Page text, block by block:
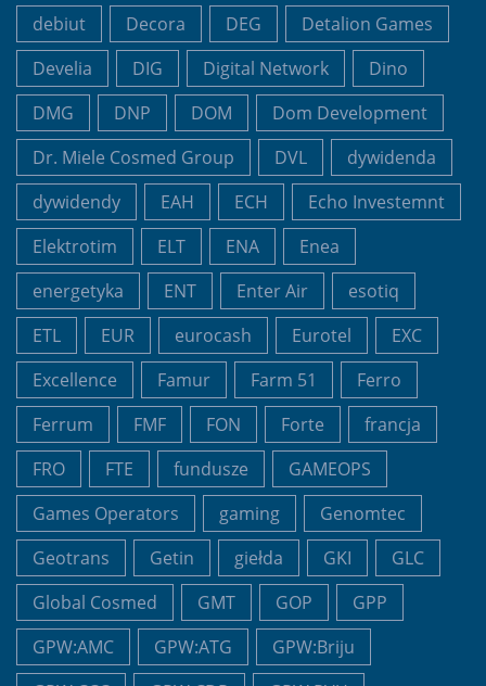
debiut
Decora DEG
Detalion Games
Develia
DIG Digital Network
Dino
DMG
DNP DOM
Dom Development
Dr. Miele Cosmed Group
DVL
dywidenda
dywidendy
EAH ECH
Echo Investemnt
Elektrotim
ELT ENA
Enea
energetyka
ENT Enter Air
esotiq
ETL
EUR eurocash Eurotel
EXC
Excellence
Famur Farm 51
Ferro
Ferrum
FMF FON Forte
francja
FRO
FTE fundusze
GAMEOPS
Games Operators
gaming
Genomtec
Geotrans
Getin giełda GKI
GLC
Global Cosmed
GMT GOP
GPP
GPW:AMC
GPW:ATG
GPW:Briju